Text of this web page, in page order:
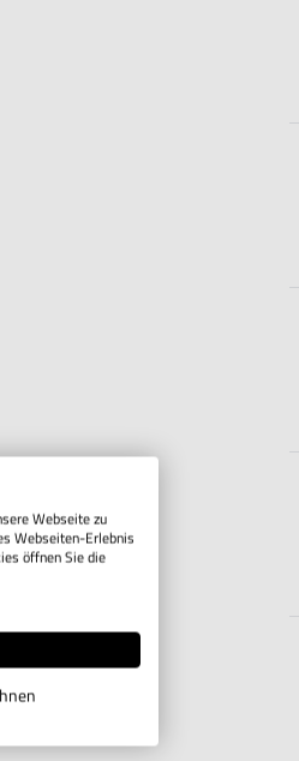
Webseite zu
Webseiten-Erlebnis
öffnen Sie die